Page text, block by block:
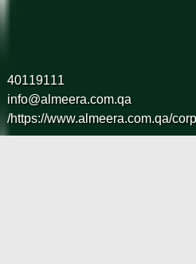
40119111
info@almeera.com.qa
https://www.almeera.com.qa/